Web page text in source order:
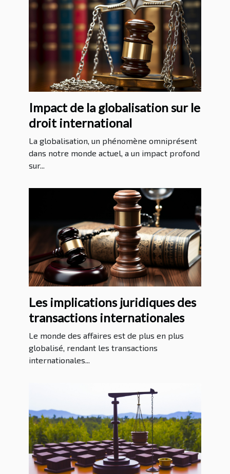
Impact de la globalisation sur le
droit international
La globalisation, un phénomène omniprésent
dans notre monde actuel, a un impact profond
sur...
Les implications juridiques des
transactions internationales
Le monde des affaires est de plus en plus
globalisé, rendant les transactions
internationales...